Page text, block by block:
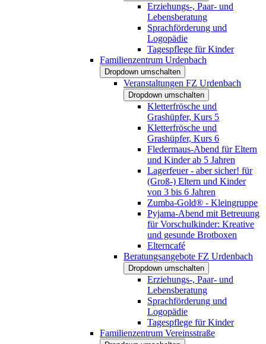
Erziehungs-, Paar- und
Lebensberatung
Sprachförderung und
Logopädie
Tagespflege für Kinder
Familienzentrum Urdenbach
Dropdown umschalten
Veranstaltungen FZ Urdenbach
Dropdown umschalten
Kletterfrösche und
Grashüpfer, Kurs 5
Kletterfrösche und
Grashüpfer, Kurs 6
Fledermaus-Abend für Eltern
und Kinder ab 5 Jahren
Lagerfeuer - aber sicher! für
(Groß-) Eltern und Kinder
von 3 bis 6 Jahren
Zumba-Gold® - Kleingruppe
Pyjama-Abend mit Betreuung
für Vorschulkinder: Kreative
und gesunde Brotboxen
Elterncafé
Beratungsangebote FZ Urdenbach
Dropdown umschalten
Erziehungs-, Paar- und
Lebensberatung
Sprachförderung und
Logopädie
Tagespflege für Kinder
Familienzentrum Vereinsstraße